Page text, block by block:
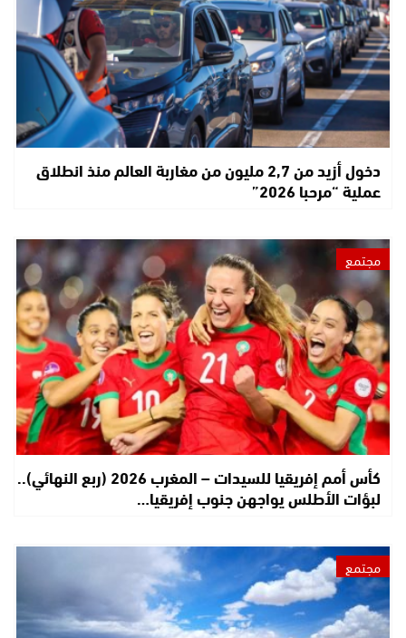
دخول أزيد من 2,7 مليون من مغاربة العالم منذ انطلاق
عملية “مرحبا 2026”
مجتمع
كأس أمم إفريقيا للسيدات – المغرب 2026 (ربع النهائي)..
لبؤات الأطلس يواجهن جنوب إفريقيا…
مجتمع